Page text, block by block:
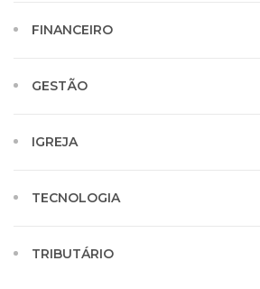
FINANCEIRO
GESTÃO
IGREJA
TECNOLOGIA
TRIBUTÁRIO